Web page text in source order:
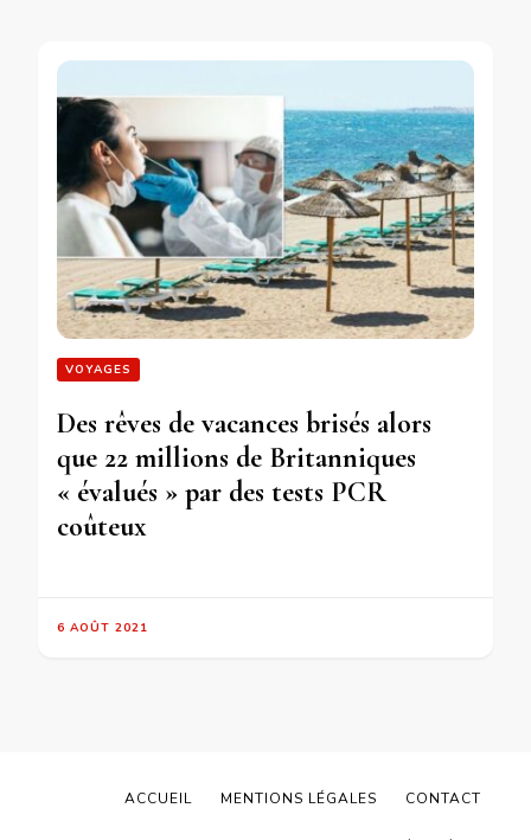
VOYAGES
Des rêves de vacances brisés alors
que 22 millions de Britanniques
« évalués » par des tests PCR
coûteux
6 AOÛT 2021
ACCUEIL MENTIONS LÉGALES CONTACT